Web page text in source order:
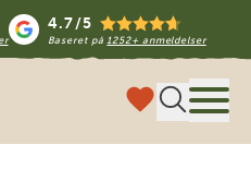
4.7/5
Baseret på1252+ anmeldelser